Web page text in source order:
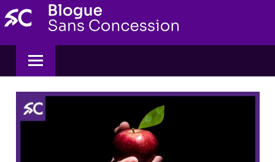
Skip
to
content